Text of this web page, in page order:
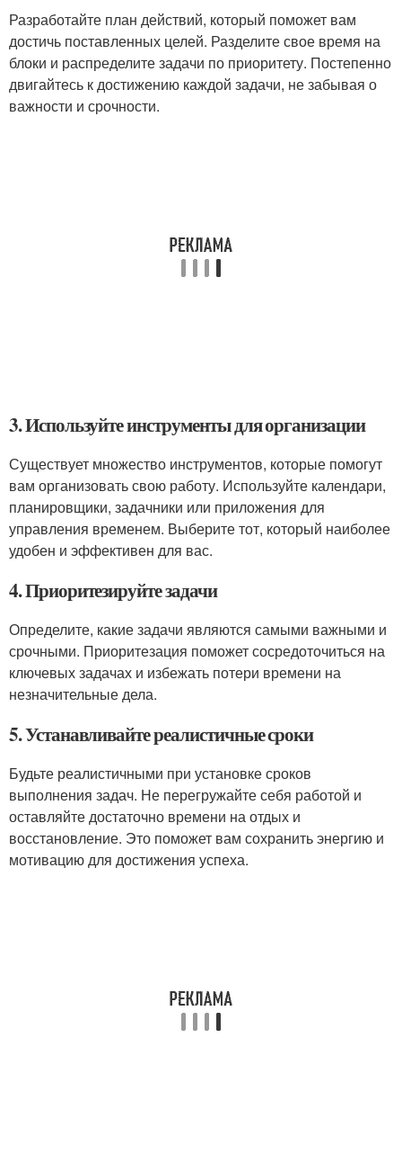
Разработайте план действий, который поможет вам
достичь поставленных целей. Разделите свое время на
блоки и распределите задачи по приоритету. Постепенно
двигайтесь к достижению каждой задачи, не забывая о
важности и срочности.
3. Используйте инструменты для организации
Существует множество инструментов, которые помогут
вам организовать свою работу. Используйте календари,
планировщики, задачники или приложения для
управления временем. Выберите тот, который наиболее
удобен и эффективен для вас.
4. Приоритезируйте задачи
Определите, какие задачи являются самыми важными и
срочными. Приоритезация поможет сосредоточиться на
ключевых задачах и избежать потери времени на
незначительные дела.
5. Устанавливайте реалистичные сроки
Будьте реалистичными при установке сроков
выполнения задач. Не перегружайте себя работой и
оставляйте достаточно времени на отдых и
восстановление. Это поможет вам сохранить энергию и
мотивацию для достижения успеха.